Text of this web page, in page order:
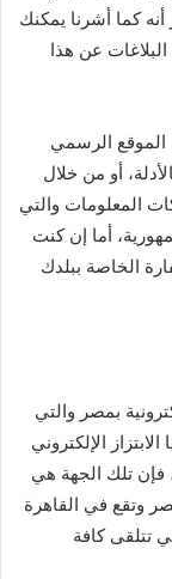
كما أشرنا يمكنك
عن هذا
الموقع الرسمي
أو من خلال
المعلومات والتي
أما إن كنت
الخاصة ببلدك
بمصر والتي
الإلكتروني
فإن تلك الجهة هي
وتقع في القاهرة
تتلقى كافة